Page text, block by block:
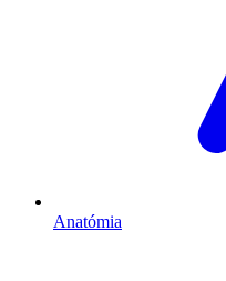
Anatómia